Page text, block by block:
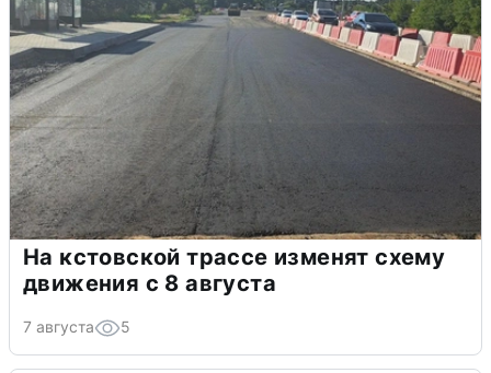
На кстовской трассе изменят схему
движения с 8 августа
7 августа 5